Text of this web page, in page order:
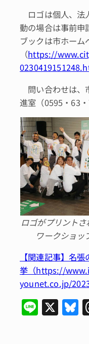
ロゴは個人、法
動の場合は事前申
ブックは市ホー
（https://
問い合わせは、
進室（0595・63・
ロゴがプリント
ワークショッ
【関連記事】名
挙（https://
younet.co.jp/
Li X